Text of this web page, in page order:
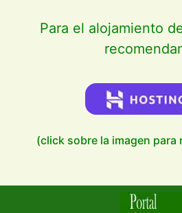
Para el alojamiento
(click sobre la imagen para